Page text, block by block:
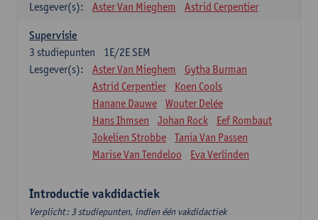
Lesgever(s):
Aster Van Mieghem Astrid Cerpentier
Supervisie
1E/2E SEM
3 studiepunten
Lesgever(s):
Aster Van Mieghem
Gytha Burman
Astrid Cerpentier
Koen Cools
Hanane Dauwe
Wouter Delée
Hans Ihmsen
Johan Rock
Eef Rombaut
Jokelien Strobbe
Tania Van Passen
Marise Van Tendeloo
Eva Verlinden
Introductie vakdidactiek
Verplicht: 3 studiepunten, indien één vakdidactiek